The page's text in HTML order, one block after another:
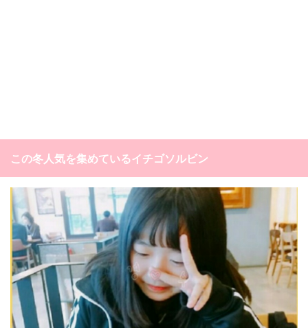
この冬人気を集めているイチゴソルビン